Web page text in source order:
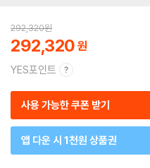
292,320원
292,320
YES포인트
사용 가능한 쿠폰 받기
앱 다운 시 1천원 상품권